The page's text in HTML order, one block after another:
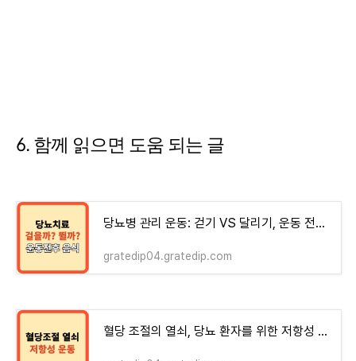
6. 함께 읽으면 도움 되는 글
당뇨병 관리 운동: 걷기 VS 달리기, 운동 전후 음식(논문 근거)
gratedip04.gratedip.com
혈당 조절의 열쇠, 당뇨 환자를 위한 저항성 운동[논문]